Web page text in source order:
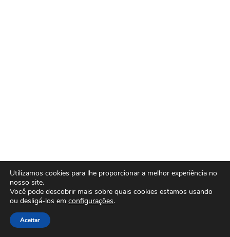
Utilizamos cookies para lhe proporcionar a melhor experiência no
nosso site.
Você pode descobrir mais sobre quais cookies estamos usando
ou desligá-los em configurações.
Aceitar